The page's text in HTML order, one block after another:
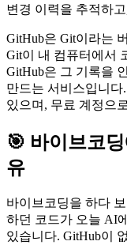
변경 이력을 추적하
GitHub은 Git이라는
Git이 내 컴퓨터에서
GitHub은 그 기록을
만드는 서비스입니다
있으며, 무료 계정으
🎯 바이브코
유
바이브코딩을 하다
하던 코드가 오늘 AI
있습니다. GitHub이